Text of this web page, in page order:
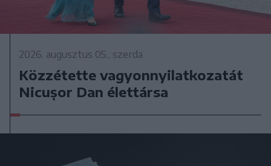
2026. augusztus 05., szerda
Közzétette vagyonnyilatkozatát
Nicușor Dan élettársa